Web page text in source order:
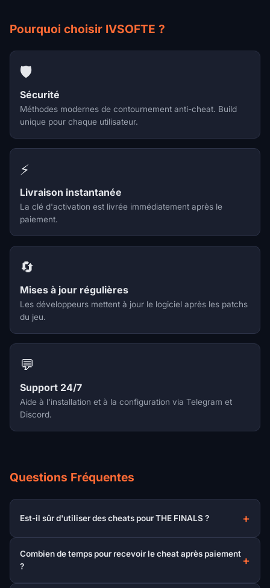
Pourquoi choisir IVSOFTE ?
🛡️
Sécurité
Méthodes modernes de contournement anti-cheat. Build
unique pour chaque utilisateur.
⚡
Livraison instantanée
La clé d'activation est livrée immédiatement après le
paiement.
🔄
Mises à jour régulières
Les développeurs mettent à jour le logiciel après les patchs
du jeu.
💬
Support 24/7
Aide à l'installation et à la configuration via Telegram et
Discord.
Questions Fréquentes
Est-il sûr d'utiliser des cheats pour THE FINALS ?
Combien de temps pour recevoir le cheat après paiement
?